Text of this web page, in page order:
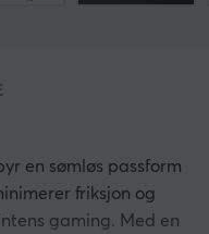
en sømløs passform
friksjon og
gaming. Med en